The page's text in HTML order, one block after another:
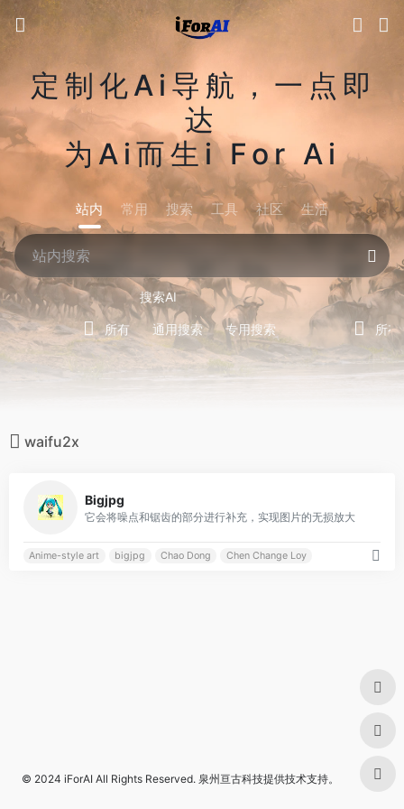
定制化Ai导航，一点即
达
为Ai而生i For Ai
站内 常用 搜索 工具 社区 生活
搜索AI
所有 通用搜索 专用搜索 所有
waifu2x
Bigjpg
它会将噪点和锯齿的部分进行补充，实现图片的无损放大
Anime-style art bigjpg Chao Dong Chen Change Loy
© 2024 iForAI All Rights Reserved. 泉州亘古科技提供技术支持。